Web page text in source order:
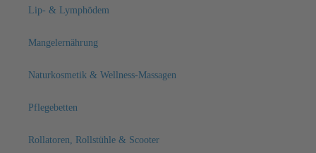
Lip- & Lymphödem
Mangelernährung
Naturkosmetik & Wellness-Massagen
Pflegebetten
Rollatoren, Rollstühle & Scooter